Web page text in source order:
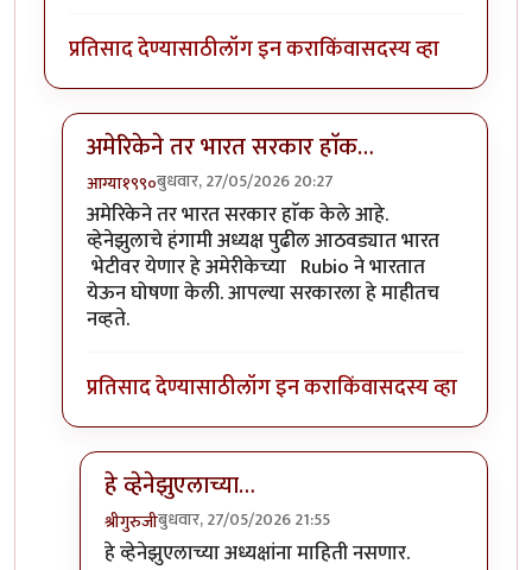
प्रतिसाद देण्यासाठीलॉग इन कराकिंवासदस्य व्हा
अमेरिकेने तर भारत सरकार हाॅक…
आग्या१९९०बुधवार, 27/05/2026 20:27
In reply toमोदींनी सर्वोच्च न्यायालय…by
अमेरिकेने तर भारत सरकार हाॅक केले आहे.
व्हेनेझुलाचे हंगामी अध्यक्ष पुढील आठवड्यात भारत
भेटीवर येणार हे अमेरीकेच्या Rubio ने भारतात
येऊन घोषणा केली. आपल्या सरकारला हे माहीतच
नव्हते.
प्रतिसाद देण्यासाठीलॉग इन कराकिंवासदस्य व्हा
हे व्हेनेझुएलाच्या…
श्रीगुरुजीबुधवार, 27/05/2026 21:55
In reply toअमेरिकेने तर भारत सरकार हाॅक…
हे व्हेनेझुएलाच्या अध्यक्षांना माहिती नसणार.